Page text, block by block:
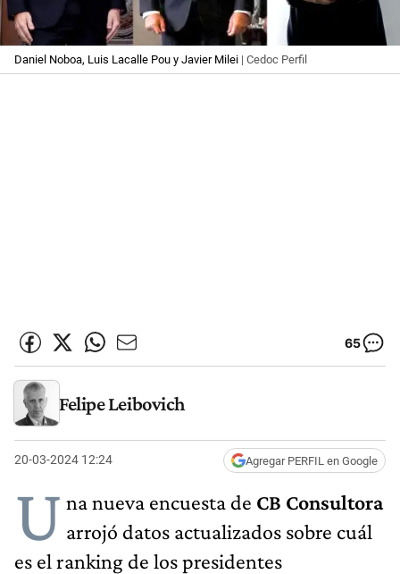
Daniel Noboa, Luis Lacalle Pou y Javier Milei | Cedoc Perfil
65
Felipe Leibovich
20-03-2024 12:24 Agregar PERFIL en Google
U na nueva encuesta de CB Consultora
arrojó datos actualizados sobre cuál
es el ranking de los presidentes